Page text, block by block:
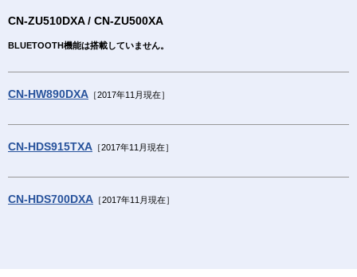
CN-ZU510DXA / CN-ZU500XA
BLUETOOTH機能は搭載していません。
CN-HW890DXA ［2017年11月現在］
CN-HDS915TXA ［2017年11月現在］
CN-HDS700DXA ［2017年11月現在］